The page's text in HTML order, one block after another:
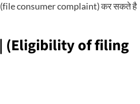
(file consumer complaint) कर सकते है
(Eligibility of filing